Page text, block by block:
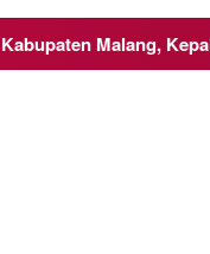
BNPB Tinjau